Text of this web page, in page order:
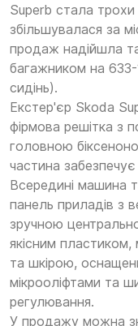
Superb стала
збільшувалася за
продаж надійшла
багажником на
сидінь).
Екстер'єр Skoda
фірмова решітка з
головною
частина
Всередині машина
панель приладів з
зручною
якісним пластиком,
та шкірою,
мікрооліфтами та
регулювання.
У продажу можна